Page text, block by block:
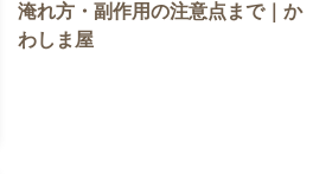
淹れ方・副作用の注意点まで｜か
わしま屋